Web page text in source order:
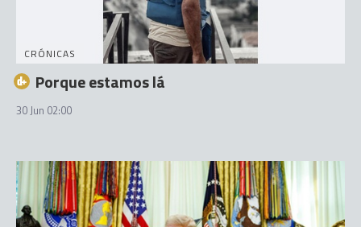
CRÓNICAS
Porque estamos lá
30 Jun 02:00